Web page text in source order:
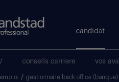
candidat
conseils carriere vos
/ gestionnaire back office (banque)